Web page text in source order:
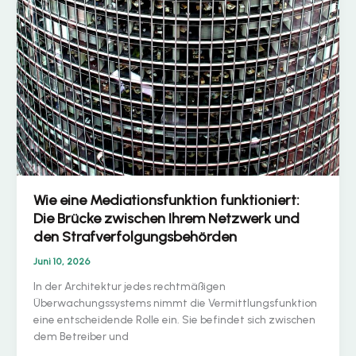
Wie eine Mediationsfunktion funktioniert:
Die Brücke zwischen Ihrem Netzwerk und
den Strafverfolgungsbehörden
Juni 10, 2026
In der Architektur jedes rechtmäßigen
Überwachungssystems nimmt die Vermittlungsfunktion
eine entscheidende Rolle ein. Sie befindet sich zwischen
dem Betreiber und